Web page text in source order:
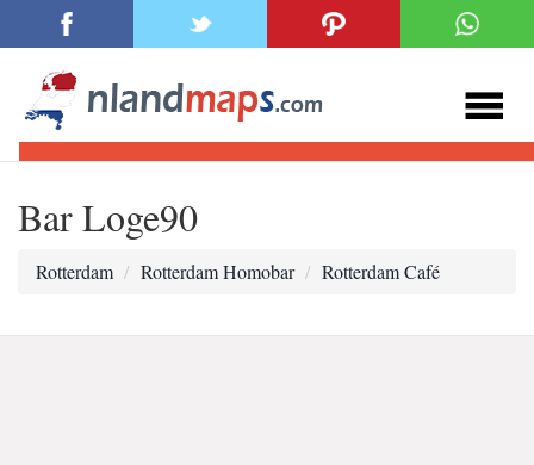
Bar Loge90
Rotterdam Rotterdam Homobar Rotterdam Café